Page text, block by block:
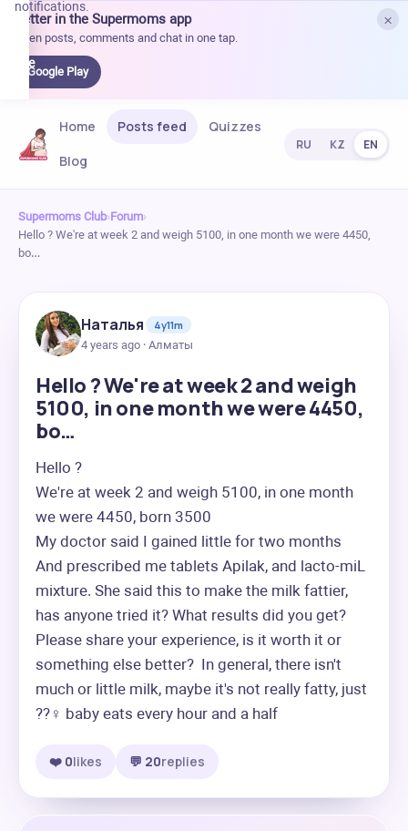
×
Better in the Supermoms app
Open posts, comments and chat in one tap.
Google Play
notifications.
Home Posts feed
Quizzes
Blog
RU KZ EN
Supermoms Club›Forum›
Hello ? We're at week 2 and weigh 5100, in one month we were 4450,
bo…
Наталья
4y11m
4 years ago · Алматы
Hello ? We're at week 2 and weigh
5100, in one month we were 4450,
bo…
Hello ?
We're at week 2 and weigh 5100, in one month
we were 4450, born 3500
My doctor said I gained little for two months
And prescribed me tablets Apilak, and lacto-miL
mixture. She said this to make the milk fattier,
has anyone tried it? What results did you get?
Please share your experience, is it worth it or
something else better?  In general, there isn't
much or little milk, maybe it's not really fatty, just
??‍♀️ baby eats every hour and a half
❤️ 0likes 💬 20replies